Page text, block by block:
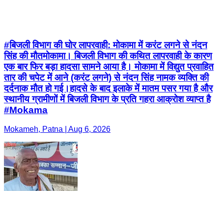
#बिजली विभाग की घोर लापरवाही: मोकामा में करंट लगने से नंदन
सिंह की मौत ​मोकामा। बिजली विभाग की कथित लापरवाही के कारण
एक बार फिर बड़ा हादसा सामने आया है। मोकामा में विद्युत प्रवाहित
तार की चपेट में आने (करंट लगने) से नंदन सिंह नामक व्यक्ति की
दर्दनाक मौत हो गई। ​हादसे के बाद इलाके में मातम पसर गया है और
स्थानीय ग्रामीणों में बिजली विभाग के प्रति गहरा आक्रोश व्याप्त है
#Mokama
Mokameh, Patna | Aug 6, 2026